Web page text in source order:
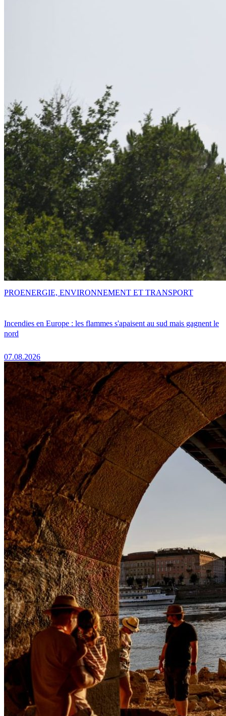
Incendies en Europe : les flammes s'apaisent au sud mais gagnent le
nord
07.08.2026
PROENERGIE, ENVIRONNEMENT ET TRANSPORT